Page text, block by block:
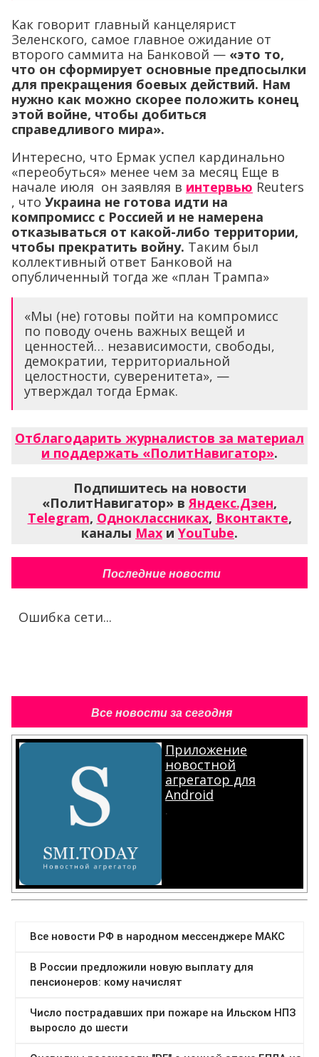
Как говорит главный канцелярист
Зеленского, самое главное ожидание от
второго саммита на Банковой — «это то,
что он сформирует основные предпосылки
для прекращения боевых действий. Нам
нужно как можно скорее положить конец
этой войне, чтобы добиться
справедливого мира».
Интересно, что Ермак успел кардинально
«переобуться» менее чем за месяц Еще в
начале июля он заявляя в интервью Reuters
, что Украина не готова идти на
компромисс с Россией и не намерена
отказываться от какой-либо территории,
чтобы прекратить войну. Таким был
коллективный ответ Банковой на
опубличенный тогда же «план Трампа»
«Мы (не) готовы пойти на компромисс
по поводу очень важных вещей и
ценностей… независимости, свободы,
демократии, территориальной
целостности, суверенитета», —
утверждал тогда Ермак.
Отблагодарить журналистов за материал
и поддержать «ПолитНавигатор».
Подпишитесь на новости
«ПолитНавигатор» вЯндекс.Дзен,
Telegram, Одноклассниках, Вконтакте,
каналы Max и YouTube.
Последние новости
Ошибка сети...
Все новости за сегодня
Приложение
новостной
агрегатор для
Android
.